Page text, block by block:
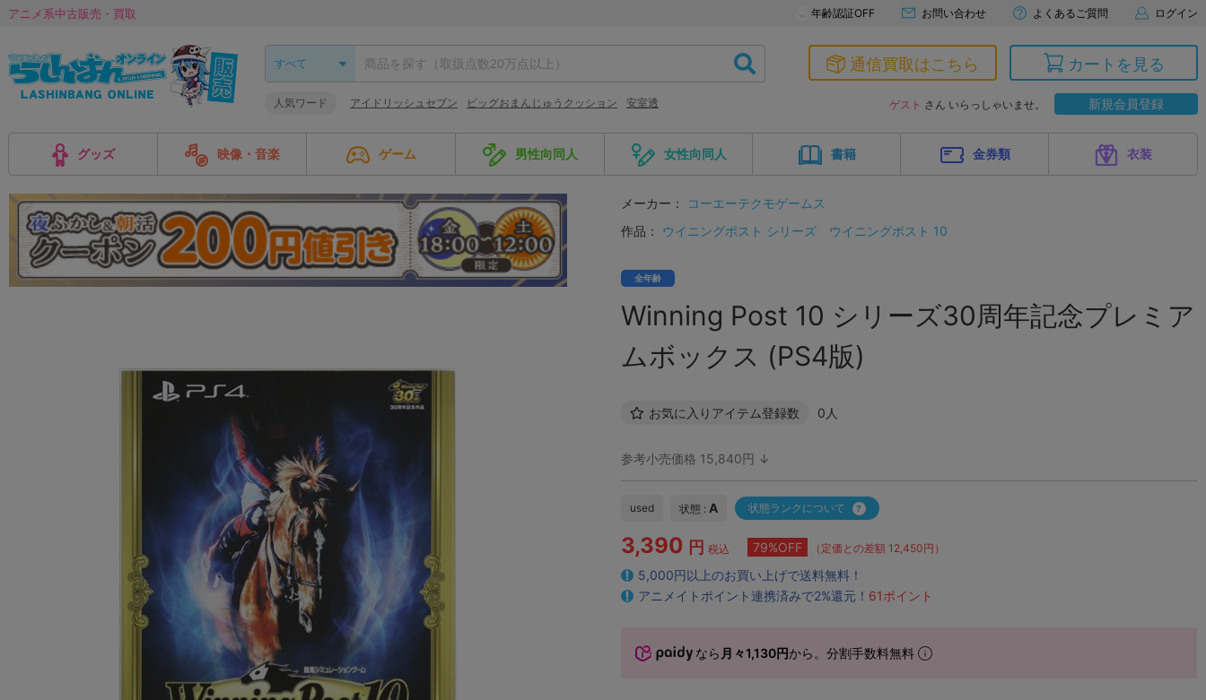
アニメ系中古販売・買取 年齢認証OFF お問い合わせ よくあるご質問 ログイン
人気ワード アイドリッシュセブン ビッグおまんじゅうクッション 安室透
通信買取はこちら カートを見る
ゲスト さん いらっしゃいませ。 新規会員登録
グッズ 映像・音楽 ゲーム 男性向同人 女性向同人 書籍 金券類 衣装
メーカー：
コーエーテクモゲームス
作品：
ウイニングポスト シリーズ ウイニングポスト 10
全年齢
Winning Post 10 シリーズ30周年記念プレミア
ムボックス (PS4版)
お気に入りアイテム登録数 0人
参考小売価格 15,840円 ↓
used 状態 : A 状態ランクについて
3,390 円 税込 79%OFF （定価との差額 12,450円）
5,000円以上のお買い上げで送料無料！
アニメイトポイント連携済みで2%還元！ 61ポイント
なら 月々1,130円から。分割手数料無料